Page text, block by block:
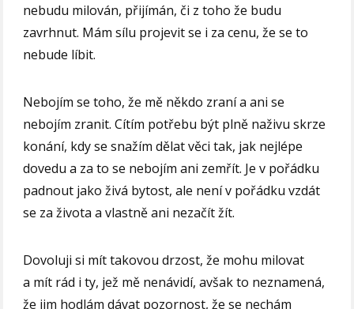
nebudu milován, přijímán, či z toho že budu
zavrhnut. Mám sílu projevit se i za cenu, že se to
nebude líbit.
Nebojím se toho, že mě někdo zraní a ani se
nebojím zranit. Cítím potřebu být plně naživu skrze
konání, kdy se snažím dělat věci tak, jak nejlépe
dovedu a za to se nebojím ani zemřít. Je v pořádku
padnout jako živá bytost, ale není v pořádku vzdát
se za života a vlastně ani nezačít žít.
Dovoluji si mít takovou drzost, že mohu milovat
a mít rád i ty, jež mě nenávidí, avšak to neznamená,
že jim hodlám dávat pozornost, že se nechám